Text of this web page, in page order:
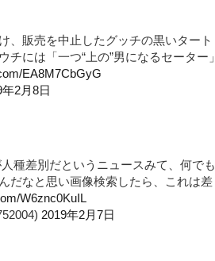
、販売を中止したグッチの黒いタート
には「一つ“上の”男になるセーター」
EA8M7CbGyG
2月8日
種差別だというニュースみて、何でも
だなと思い画像検索したら、これは差
W6znc0KuIL
2019年2月7日